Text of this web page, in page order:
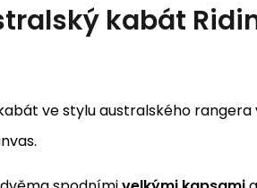
kabát
ve stylu australského